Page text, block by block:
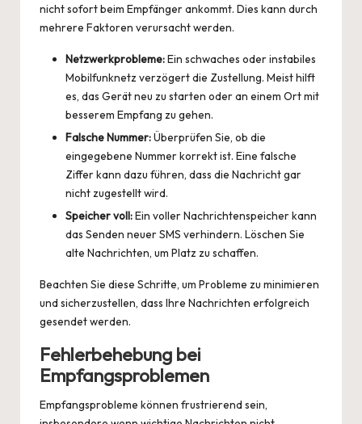
nicht sofort beim Empfänger ankommt. Dies kann durch
mehrere Faktoren verursacht werden.
Netzwerkprobleme:Ein schwaches oder instabiles
Mobilfunknetz verzögert die Zustellung. Meist hilft
es, das Gerät neu zu starten oder an einem Ort mit
besserem Empfang zu gehen.
Falsche Nummer:Überprüfen Sie, ob die
eingegebene Nummer korrekt ist. Eine falsche
Ziffer kann dazu führen, dass die Nachricht gar
nicht zugestellt wird.
Speicher voll:Ein voller Nachrichtenspeicher kann
das Senden neuer SMS verhindern. Löschen Sie
alte Nachrichten, um Platz zu schaffen.
Beachten Sie diese Schritte, um Probleme zu minimieren
und sicherzustellen, dass Ihre Nachrichten erfolgreich
gesendet werden.
Fehlerbehebung bei
Empfangsproblemen
Empfangsprobleme können frustrierend sein,